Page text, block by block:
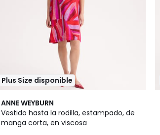
Plus Size disponible
ANNE WEYBURN
Vestido hasta la rodilla, estampado, de
manga corta, en viscosa
3,8
/ 5